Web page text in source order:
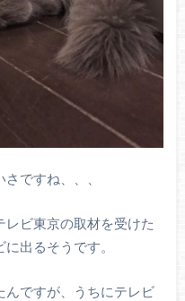
ですね、、、
ビ東京の取材を受けた
出るそうです。
んですが、うちにテレビ